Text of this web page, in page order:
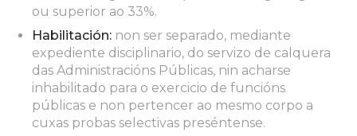
ou superior ao 33%.
Habilitación: non ser separado, mediante
expediente disciplinario, do servizo de calquera
das Administracións Públicas, nin acharse
inhabilitado para o exercicio de funcións
públicas e non pertencer ao mesmo corpo a
cuxas probas selectivas preséntense.